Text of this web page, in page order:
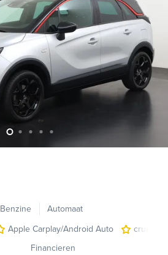
Benzine
Automaat
Apple Carplay/Android Auto
cruise
Financieren